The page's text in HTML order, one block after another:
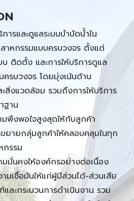
การและดูแลระบบบำบัดน้ำใน
าหกรรมแบบครบวงจร ตั้งแต่
ติดตั้ง และการให้บริการดูแล
ครบวงจร โดยมุ่งเน้นด้าน
งแวดล้อม รวมถึงการให้บริการ
ฐาน
มพึงพอใจสูงสุดให้กับลูกค้า
ขยายกลุ่มลูกค้าให้คลอบคลุมในทุก
กรรม
มมั่นคงให้องค์กรอย่างต่อเนื่อง
มเชื่อมันให้แก่ผู้มีส่วนได้-ส่วนเสีย
ละกระบวนการดำเนินงาน รวม